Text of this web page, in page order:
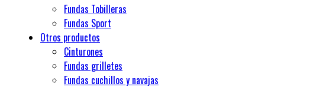
Fundas Tobilleras
Fundas Sport
Otros productos
Cinturones
Fundas grilletes
Fundas cuchillos y navajas